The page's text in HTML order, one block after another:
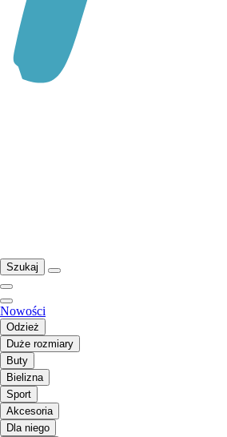
Szukaj
Nowości
Odzież
Duże rozmiary
Buty
Bielizna
Sport
Akcesoria
Dla niego